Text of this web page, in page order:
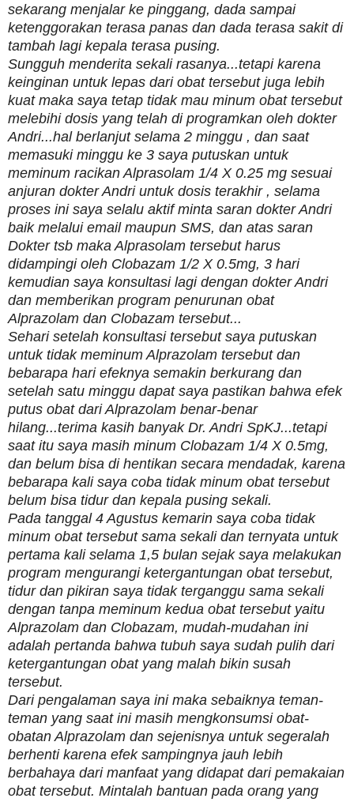
sekarang menjalar ke pinggang, dada sampai
ketenggorakan terasa panas dan dada terasa sakit di
tambah lagi kepala terasa pusing.
Sungguh menderita sekali rasanya...tetapi karena
keinginan untuk lepas dari obat tersebut juga lebih
kuat maka saya tetap tidak mau minum obat tersebut
melebihi dosis yang telah di programkan oleh dokter
Andri...hal berlanjut selama 2 minggu , dan saat
memasuki minggu ke 3 saya putuskan untuk
meminum racikan Alprasolam 1/4 X 0.25 mg sesuai
anjuran dokter Andri untuk dosis terakhir , selama
proses ini saya selalu aktif minta saran dokter Andri
baik melalui email maupun SMS, dan atas saran
Dokter tsb maka Alprasolam tersebut harus
didampingi oleh Clobazam 1/2 X 0.5mg, 3 hari
kemudian saya konsultasi lagi dengan dokter Andri
dan memberikan program penurunan obat
Alprazolam dan Clobazam tersebut...
Sehari setelah konsultasi tersebut saya putuskan
untuk tidak meminum Alprazolam tersebut dan
bebarapa hari efeknya semakin berkurang dan
setelah satu minggu dapat saya pastikan bahwa efek
putus obat dari Alprazolam benar-benar
hilang...terima kasih banyak Dr. Andri SpKJ...tetapi
saat itu saya masih minum Clobazam 1/4 X 0.5mg,
dan belum bisa di hentikan secara mendadak, karena
bebarapa kali saya coba tidak minum obat tersebut
belum bisa tidur dan kepala pusing sekali.
Pada tanggal 4 Agustus kemarin saya coba tidak
minum obat tersebut sama sekali dan ternyata untuk
pertama kali selama 1,5 bulan sejak saya melakukan
program mengurangi ketergantungan obat tersebut,
tidur dan pikiran saya tidak terganggu sama sekali
dengan tanpa meminum kedua obat tersebut yaitu
Alprazolam dan Clobazam, mudah-mudahan ini
adalah pertanda bahwa tubuh saya sudah pulih dari
ketergantungan obat yang malah bikin susah
tersebut.
Dari pengalaman saya ini maka sebaiknya teman-
teman yang saat ini masih mengkonsumsi obat-
obatan Alprazolam dan sejenisnya untuk segeralah
berhenti karena efek sampingnya jauh lebih
berbahaya dari manfaat yang didapat dari pemakaian
obat tersebut. Mintalah bantuan pada orang yang